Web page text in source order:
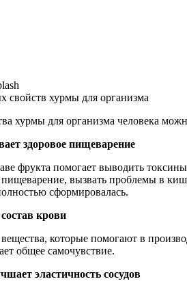
свойств хурмы для организма
хурмы для организма человека
здоровое пищеварение
фрукта помогает выводить
вызвать проблемы в
сформировалась.
крови
которые помогают в
общее самочувствие.
эластичность сосудов